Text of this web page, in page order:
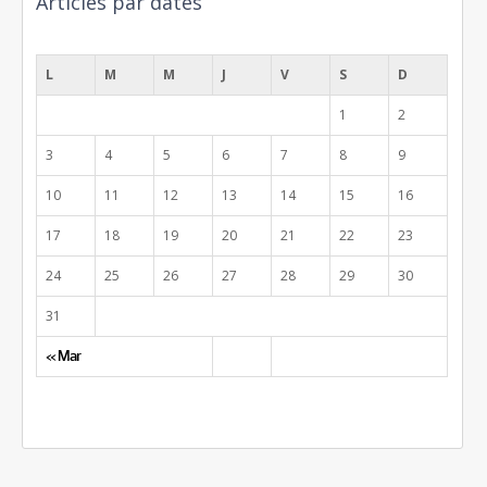
L M M J V S D
« Mar
1 2
3 4 5 6 7 8 9
10 11 12 13 14 15 16
17 18 19 20 21 22 23
24 25 26 27 28 29 30
31